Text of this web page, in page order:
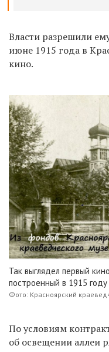
Власти разрешили
июне 1915 года в
кино.
Так выглядел первый
построенный в 1915 году
Фото: Красноярский
По условиям
об освещении аллеи